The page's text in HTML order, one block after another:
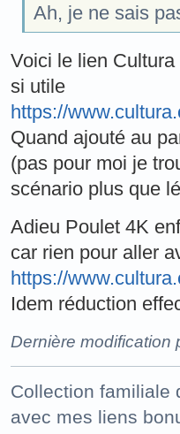
Ah, je ne sais
Voici le lien
si utile
https://
Quand ajouté au
(pas pour moi je
scénario plus que
Adieu Poulet 4K
car rien pour aller
https://
Idem réduction
Dernière modification
Collection familiale
avec mes liens